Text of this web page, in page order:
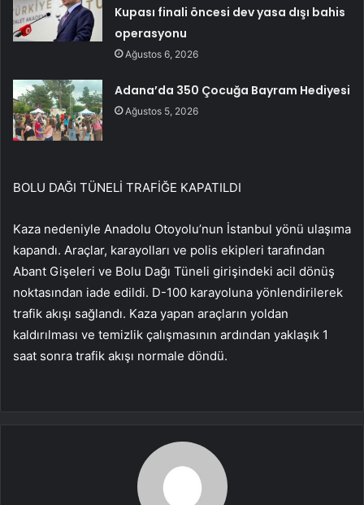
Kupası finali öncesi dev yasa dışı bahis
operasyonu
Ağustos 6, 2026
Adana’da 350 Çocuğa Bayram Hediyesi
Ağustos 5, 2026
BOLU DAĞI TÜNELİ TRAFİĞE KAPATILDI
Kaza nedeniyle Anadolu Otoyolu’nun İstanbul yönü ulaşıma
kapandı. Araçlar, karayolları ve polis ekipleri tarafından
Abant Gişeleri ve Bolu Dağı Tüneli girişindeki acil dönüş
noktasından iade edildi. D-100 karayoluna yönlendirilerek
trafik akışı sağlandı. Kaza yapan araçların yoldan
kaldırılması ve temizlik çalışmasının ardından yaklaşık 1
saat sonra trafik akışı normale döndü.